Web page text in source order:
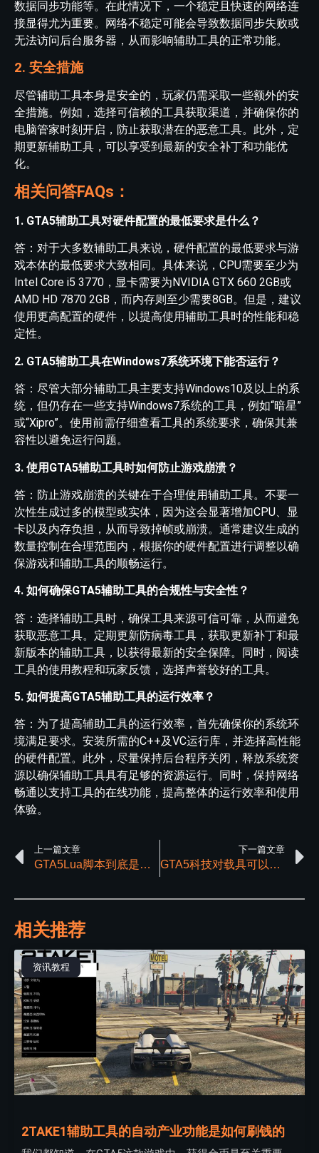
数据同步功能等。在此情况下，一个稳定且快速的网络连
接显得尤为重要。网络不稳定可能会导致数据同步失败或
无法访问后台服务器，从而影响辅助工具的正常功能。
2. 安全措施
尽管辅助工具本身是安全的，玩家仍需采取一些额外的安
全措施。例如，选择可信赖的工具获取渠道，并确保你的
电脑管家时刻开启，防止获取潜在的恶意工具。此外，定
期更新辅助工具，可以享受到最新的安全补丁和功能优
化。
相关问答FAQs：
1. GTA5辅助工具对硬件配置的最低要求是什么？
答：对于大多数辅助工具来说，硬件配置的最低要求与游
戏本体的最低要求大致相同。具体来说，CPU需要至少为
Intel Core i5 3770，显卡需要为NVIDIA GTX 660 2GB或
AMD HD 7870 2GB，而内存则至少需要8GB。但是，建议
使用更高配置的硬件，以提高使用辅助工具时的性能和稳
定性。
2. GTA5辅助工具在Windows7系统环境下能否运行？
答：尽管大部分辅助工具主要支持Windows10及以上的系
统，但仍存在一些支持Windows7系统的工具，例如“暗星”
或“Xipro”。使用前需仔细查看工具的系统要求，确保其兼
容性以避免运行问题。
3. 使用GTA5辅助工具时如何防止游戏崩溃？
答：防止游戏崩溃的关键在于合理使用辅助工具。不要一
次性生成过多的模型或实体，因为这会显著增加CPU、显
卡以及内存负担，从而导致掉帧或崩溃。通常建议生成的
数量控制在合理范围内，根据你的硬件配置进行调整以确
保游戏和辅助工具的顺畅运行。
4. 如何确保GTA5辅助工具的合规性与安全性？
答：选择辅助工具时，确保工具来源可信可靠，从而避免
获取恶意工具。定期更新防病毒工具，获取更新补丁和最
新版本的辅助工具，以获得最新的安全保障。同时，阅读
工具的使用教程和玩家反馈，选择声誉较好的工具。
5. 如何提高GTA5辅助工具的运行效率？
答：为了提高辅助工具的运行效率，首先确保你的系统环
境满足要求。安装所需的C++及VC运行库，并选择高性能
的硬件配置。此外，尽量保持后台程序关闭，释放系统资
源以确保辅助工具具有足够的资源运行。同时，保持网络
畅通以支持工具的在线功能，提高整体的运行效率和使用
体验。
上一篇文章
GTA5Lua脚本到底是干什么用的
下一篇文章
GTA5科技对载具可以有哪些方面的提升？
相关推荐
资讯教程
2TAKE1辅助工具的自动产业功能是如何刷钱的